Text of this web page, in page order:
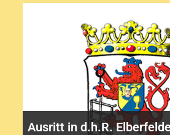
Ausritt in d.h.R.